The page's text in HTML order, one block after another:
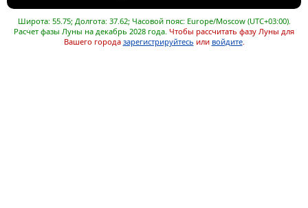
Широта: 55.75; Долгота: 37.62; Часовой пояс: Europe/Moscow (UTC+03:00).
Расчет фазы Луны на декабрь 2028 года. Чтобы рассчитать фазу Луны для
Вашего города зарегистрируйтесь или войдите.